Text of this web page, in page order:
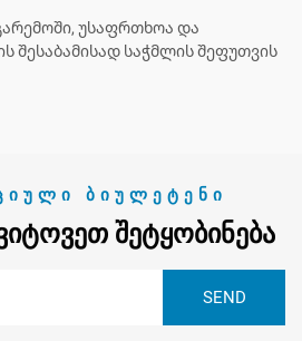
უსაფრთხოა და
შესაბამისად საჭმლის შეფუთვის
ᲑᲘᲣᲚᲔᲢᲔᲜᲘ
ᲨᲔᲢᲧᲝᲑᲘᲜᲔᲑᲐ